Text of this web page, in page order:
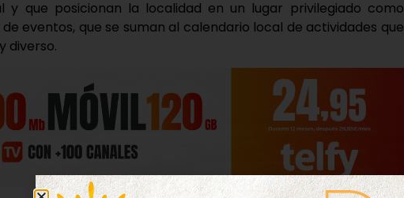
y que posicionan la localidad en un lugar privilegiado como
eventos, que se suman al calendario local de actividades que
diverso.